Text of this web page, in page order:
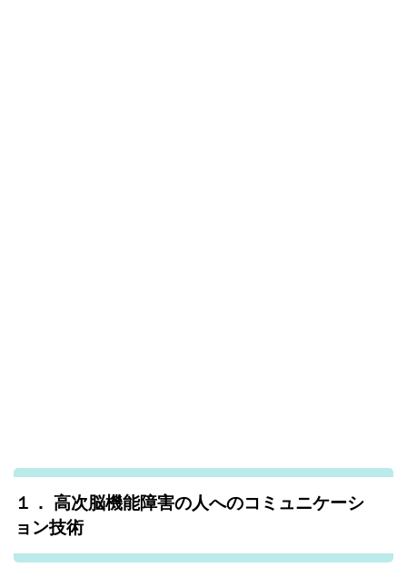
１． 高次脳機能障害の人へのコミュニケーシ
ョン技術